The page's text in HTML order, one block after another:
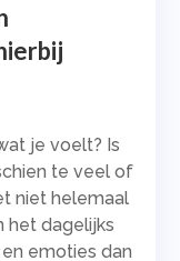
je voelt? Is
te veel of
niet helemaal
het dagelijks
emoties dan